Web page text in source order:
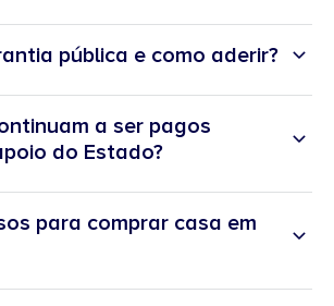
pública e como aderir?
a ser pagos
do Estado?
para comprar casa em